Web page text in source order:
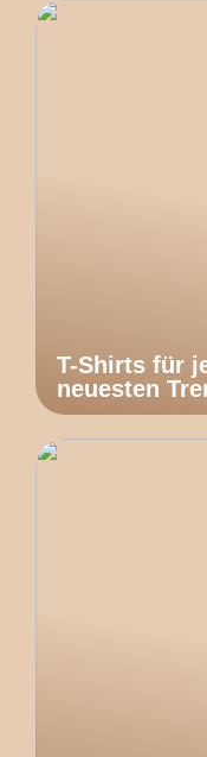
T-Shirts für
neuesten